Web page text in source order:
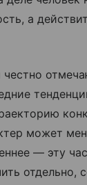
а
может
— эту
отдельно,